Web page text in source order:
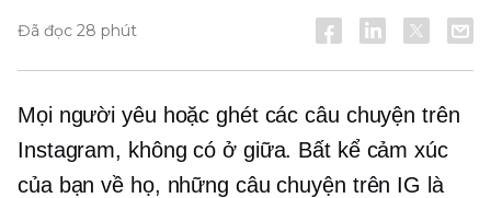
Đã đọc 28 phút
Mọi người yêu hoặc ghét các câu chuyện trên
Instagram, không có ở giữa. Bất kể cảm xúc
của bạn về họ, những câu chuyện trên IG là